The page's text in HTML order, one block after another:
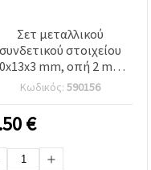
Σετ μεταλλικού
συνδετικού στοιχείου
mm, οπή 2 mm,
χρώμα αντικέ ασημί, και
διαφανές καμποσόν 12
Κωδικός: 590156
€